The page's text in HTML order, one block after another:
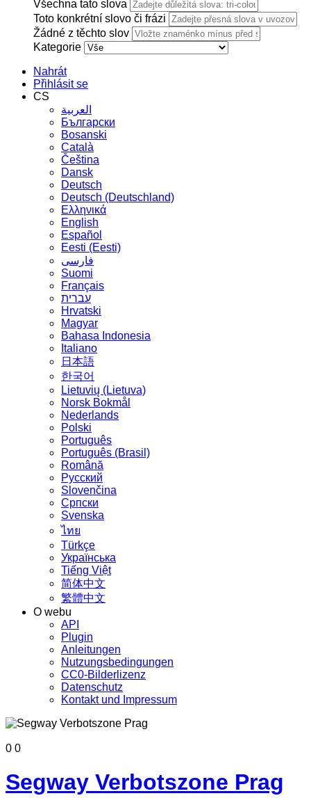
Všechna tato slova
Toto konkrétní slovo či frázi
Žádné z těchto slov
Kategorie
Nahrát
Přihlásit se
CS
العربية
Български
Bosanski
Сatalà
Čeština
Dansk
Deutsch
Deutsch (Deutschland)
Ελληνικά
English
Español
Eesti (Eesti)
فارسی
Suomi
Français
עברית
Hrvatski
Magyar
Bahasa Indonesia
Italiano
日本語
한국어
Lietuvių (Lietuva)
‪Norsk Bokmål‬
Nederlands
Polski
Português
Português (Brasil)
Română
Русский
Slovenčina
Српски
Svenska
ไทย
Türkçe
Українська
Tiếng Việt
简体中文
繁體中文
O webu
API
Plugin
Anleitungen
Nutzungsbedingungen
CC0-Bilderlizenz
Datenschutz
Kontakt und Impressum
0 0
Segway Verbotszone Prag